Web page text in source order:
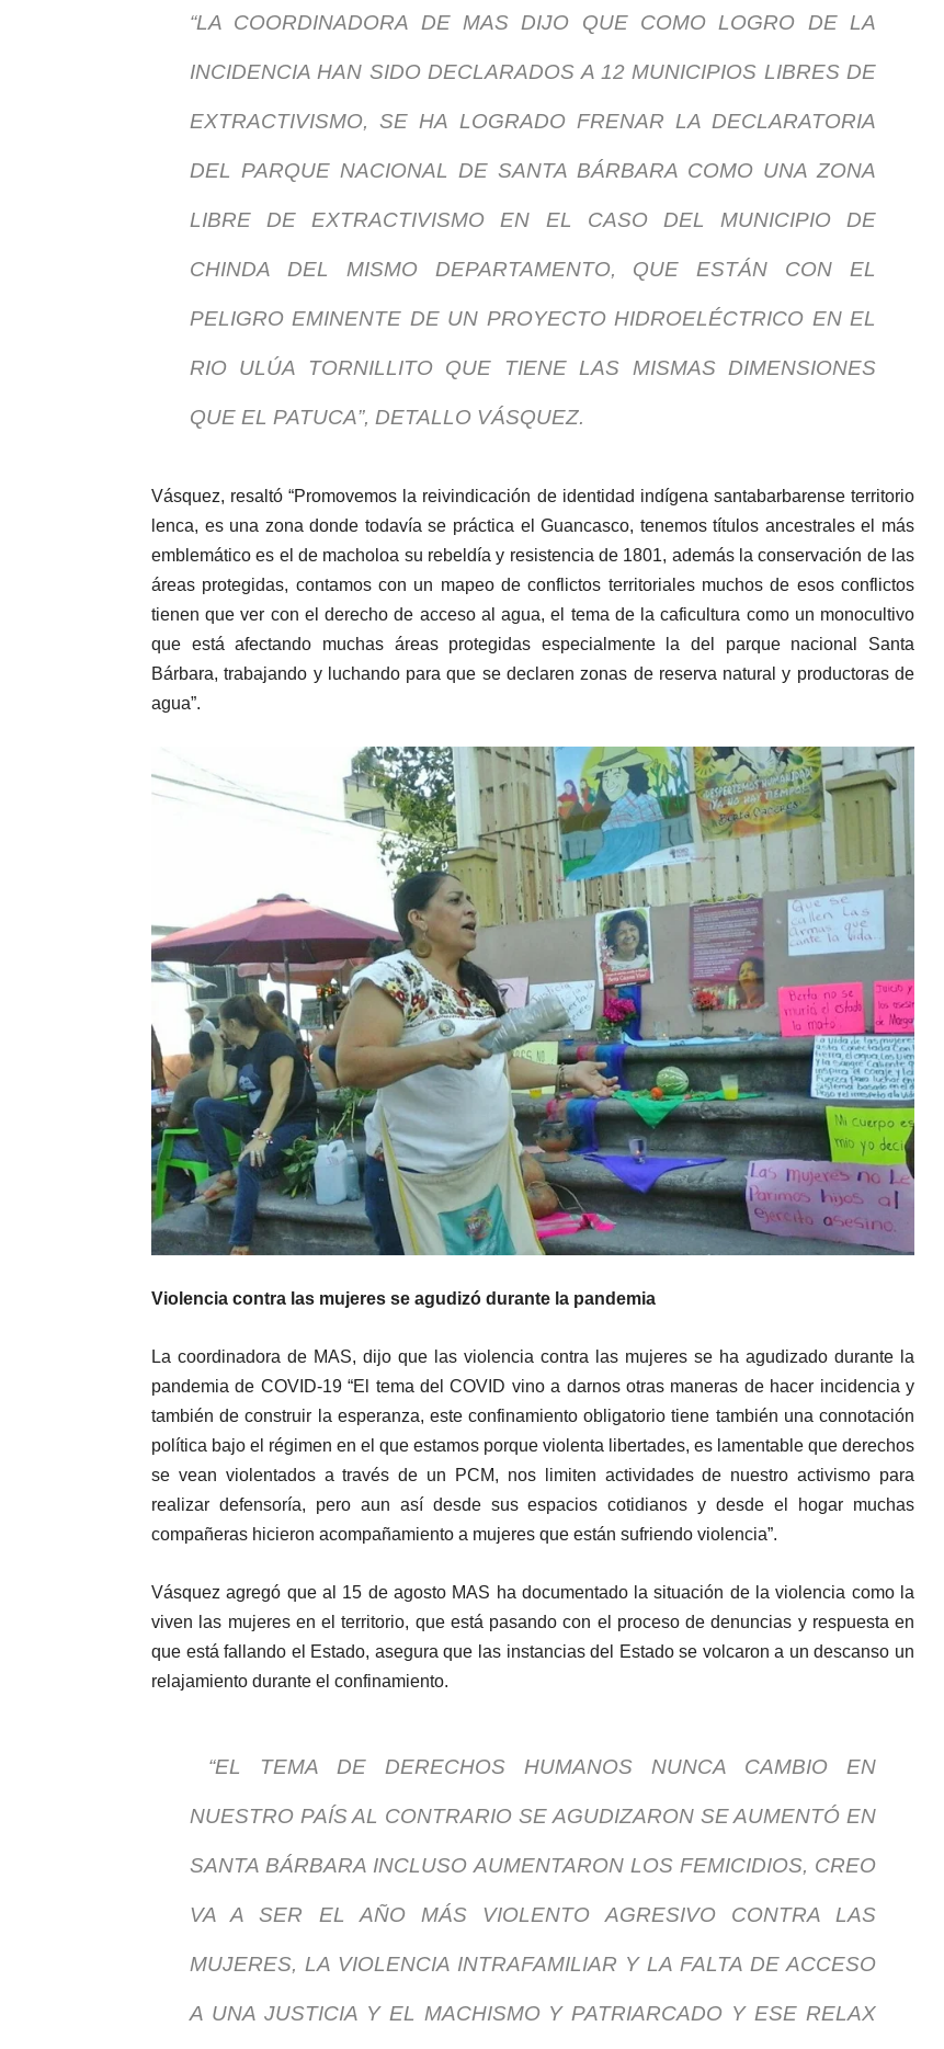
“LA COORDINADORA DE MAS DIJO QUE COMO LOGRO DE LA
INCIDENCIA HAN SIDO DECLARADOS A 12 MUNICIPIOS LIBRES DE
EXTRACTIVISMO, SE HA LOGRADO FRENAR LA DECLARATORIA
DEL PARQUE NACIONAL DE SANTA BÁRBARA COMO UNA ZONA
LIBRE DE EXTRACTIVISMO EN EL CASO DEL MUNICIPIO DE
CHINDA DEL MISMO DEPARTAMENTO, QUE ESTÁN CON EL
PELIGRO EMINENTE DE UN PROYECTO HIDROELÉCTRICO EN EL
RIO ULÚA TORNILLITO QUE TIENE LAS MISMAS DIMENSIONES
QUE EL PATUCA”, DETALLO VÁSQUEZ.
Vásquez, resaltó “Promovemos la reivindicación de identidad indígena santabarbarense territorio
lenca, es una zona donde todavía se práctica el Guancasco, tenemos títulos ancestrales el más
emblemático es el de macholoa su rebeldía y resistencia de 1801, además la conservación de las
áreas protegidas, contamos con un mapeo de conflictos territoriales muchos de esos conflictos
tienen que ver con el derecho de acceso al agua, el tema de la caficultura como un monocultivo
que está afectando muchas áreas protegidas especialmente la del parque nacional Santa
Bárbara, trabajando y luchando para que se declaren zonas de reserva natural y productoras de
agua”.
Violencia contra las mujeres se agudizó durante la pandemia
La coordinadora de MAS, dijo que las violencia contra las mujeres se ha agudizado durante la
pandemia de COVID-19 “El tema del COVID vino a darnos otras maneras de hacer incidencia y
también de construir la esperanza, este confinamiento obligatorio tiene también una connotación
política bajo el régimen en el que estamos porque violenta libertades, es lamentable que derechos
se vean violentados a través de un PCM, nos limiten actividades de nuestro activismo para
realizar defensoría, pero aun así desde sus espacios cotidianos y desde el hogar muchas
compañeras hicieron acompañamiento a mujeres que están sufriendo violencia”.
Vásquez agregó que al 15 de agosto MAS ha documentado la situación de la violencia como la
viven las mujeres en el territorio, que está pasando con el proceso de denuncias y respuesta en
que está fallando el Estado, asegura que las instancias del Estado se volcaron a un descanso un
relajamiento durante el confinamiento.
“EL TEMA DE DERECHOS HUMANOS NUNCA CAMBIO EN
NUESTRO PAÍS AL CONTRARIO SE AGUDIZARON SE AUMENTÓ EN
SANTA BÁRBARA INCLUSO AUMENTARON LOS FEMICIDIOS, CREO
VA A SER EL AÑO MÁS VIOLENTO AGRESIVO CONTRA LAS
MUJERES, LA VIOLENCIA INTRAFAMILIAR Y LA FALTA DE ACCESO
A UNA JUSTICIA Y EL MACHISMO Y PATRIARCADO Y ESE RELAX